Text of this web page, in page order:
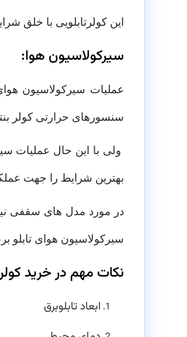
این کولرتابلویی با خلق
سیرکولاسیون هوا:
عملیات سیرکولاسیون
سنسورهای حرارتی کولر
ولی با این حال عملیات
بهترین شرایط را جهت
در مورد مدل های سقفی
سیرکولاسیون هوای تابلو
نکات مهم در خرید کولر
ابعاد تابلوبرق